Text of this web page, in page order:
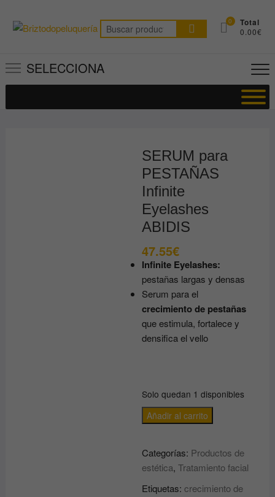
contenido
Buscar
por:
0 Total
0.00€
SELECCIONA
SERUM para
PESTAÑAS
Infinite
Eyelashes
ABIDIS
47.55€
Infinite Eyelashes:
pestañas largas y densas
Serum para el
crecimiento de pestañas
que estimula, fortalece y
densifica el vello
Solo quedan 1 disponibles
SERUM
para
Infinite
Eyelashes
ABIDIS
Añadir al carrito
Categorías: Productos de
estética,Tratamiento facial
Etiquetas:crecimiento de